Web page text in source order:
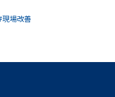
現場改善